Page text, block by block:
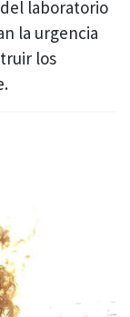
laboratorio
la urgencia
los